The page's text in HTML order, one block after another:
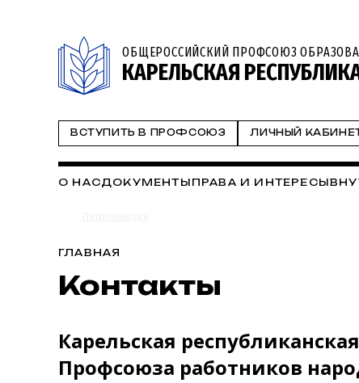
ОБЩЕРОССИЙСКИЙ ПРОФСОЮЗ
КАРЕЛЬСКАЯ
ВСТУПИТЬ В ПРОФСОЮЗ ЛИЧНЫЙ
О НАСДОКУМЕНТЫ ПРАВА И ИНТЕРЕСЫ
ГЛАВНАЯ
Контакты
Карельская
Профсоюза работников